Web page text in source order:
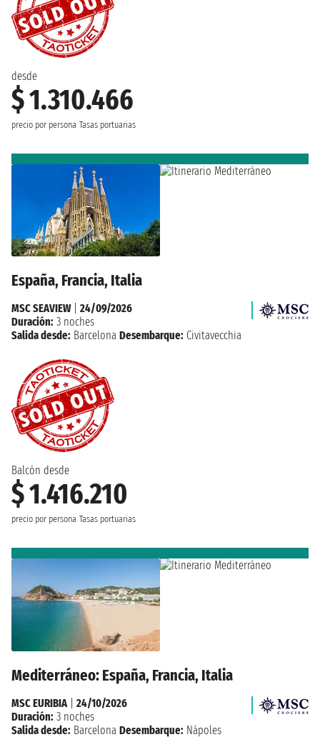
desde
$ 1.310.466
precio por persona Tasas portuarias
España, Francia, Italia
Balcón desde
$ 1.416.210
precio por persona Tasas portuarias
MSC SEAVIEW| 24/09/2026
Duración: 3 noches
Salida desde: Barcelona Desembarque: Civitavecchia
Mediterráneo: España, Francia, Italia
MSC EURIBIA
24/10/2026
Duración: 3 noches
Salida desde: Barcelona Desembarque: Nápoles